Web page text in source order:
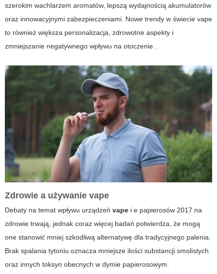
szerokim wachlarzem aromatów, lepszą wydajnością akumulatorów
oraz innowacyjnymi zabezpieczeniami. Nowe trendy w świecie vape
to również większa personalizacja, zdrowotne aspekty i
zmniejszanie negatywnego wpływu na otoczenie .
Zdrowie a używanie vape
Debaty na temat wpływu urządzeń vape i e papierosów 2017 na
zdrowie trwają, jednak coraz więcej badań potwierdza, że mogą
one stanowić mniej szkodliwą alternatywę dla tradycyjnego palenia.
Brak spalania tytoniu oznacza mniejsze ilości substancji smolistych
oraz innych toksyn obecnych w dymie papierosowym.